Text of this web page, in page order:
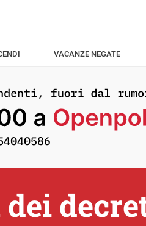
VACANZE NEGATE
dei